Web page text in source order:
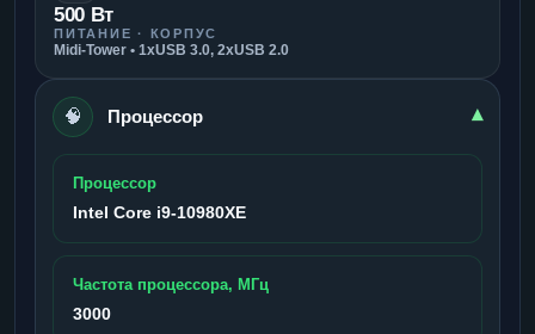
500 Вт
ПИТАНИЕ · КОРПУС
Midi-Tower • 1xUSB 3.0, 2xUSB 2.0
🧠 Процессор ▾
Процессор
Intel Core i9-10980XE
Частота процессора, МГц
3000